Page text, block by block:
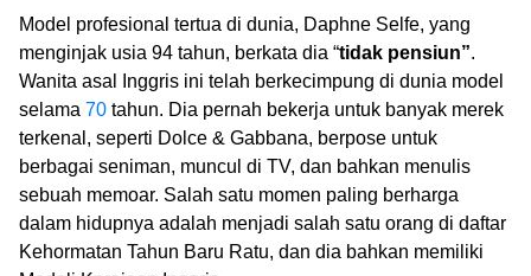
Model profesional tertua di dunia, Daphne Selfe, yang
menginjak usia 94 tahun, berkata dia “tidak pensiun”.
Wanita asal Inggris ini telah berkecimpung di dunia model
selama 70 tahun. Dia pernah bekerja untuk banyak merek
terkenal, seperti Dolce & Gabbana, berpose untuk
berbagai seniman, muncul di TV, dan bahkan menulis
sebuah memoar. Salah satu momen paling berharga
dalam hidupnya adalah menjadi salah satu orang di daftar
Kehormatan Tahun Baru Ratu, dan dia bahkan memiliki